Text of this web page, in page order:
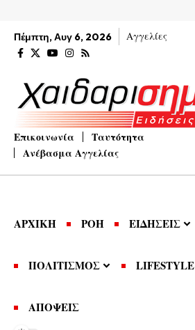
Πέμπτη, Αυγ 6, 2026 Αγγελίες
Επικοινωνία
Ταυτότητα
Ανέβασμα Αγγελίας
ΑΡΧΙΚΗ ΡΟΗ ΕΙΔΗΣΕΙΣ
ΠΟΛΙΤΙΣΜΟΣ LIFESTYLE
ΑΠΟΨΕΙΣ